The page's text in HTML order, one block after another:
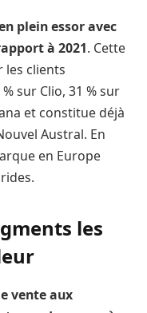
plein essor avec
à 2021. Cette
les clients
sur Clio, 31 % sur
et constitue déjà
Austral. En
en Europe
les
vente aux